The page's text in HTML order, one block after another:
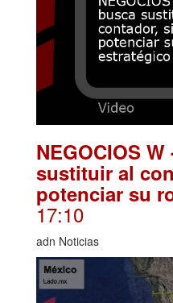
NEGOCIOS
sustituir al
potenciar su
17:10
adn Noticias